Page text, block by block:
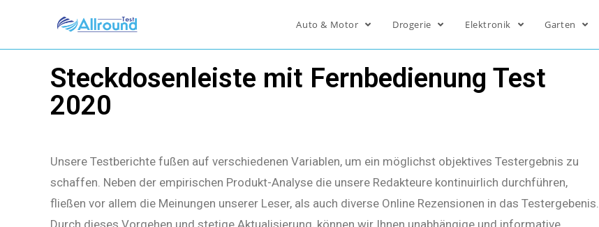
Auto & Motor Drogerie Elektronik Garten
Steckdosenleiste mit Fernbedienung Test
2020
Unsere Testberichte fußen auf verschiedenen Variablen, um ein möglichst objektives Testergebnis zu
schaffen. Neben der empirischen Produkt-Analyse die unsere Redakteure kontinuirlich durchführen,
fließen vor allem die Meinungen unserer Leser, als auch diverse Online Rezensionen in das Testergebenis.